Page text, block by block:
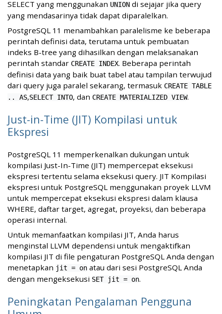
SELECT yang menggunakan UNION di sejajar jika query
yang mendasarinya tidak dapat diparalelkan.
PostgreSQL 11 menambahkan paralelisme ke beberapa
perintah definisi data, terutama untuk pembuatan
indeks B-tree yang dihasilkan dengan melaksanakan
perintah standar CREATE INDEX. Beberapa perintah
definisi data yang baik buat tabel atau tampilan terwujud
dari query juga paralel sekarang, termasuk CREATE TABLE
.. AS,SELECT INTO, dan CREATE MATERIALIZED VIEW.
Just-in-Time (JIT) Kompilasi untuk
Ekspresi
PostgreSQL 11 memperkenalkan dukungan untuk
kompilasi Just-In-Time (JIT) mempercepat eksekusi
ekspresi tertentu selama eksekusi query. JIT Kompilasi
ekspresi untuk PostgreSQL menggunakan proyek LLVM
untuk mempercepat eksekusi ekspresi dalam klausa
WHERE, daftar target, agregat, proyeksi, dan beberapa
operasi internal.
Untuk memanfaatkan kompilasi JIT, Anda harus
menginstal LLVM dependensi untuk mengaktifkan
kompilasi JIT di file pengaturan PostgreSQL Anda dengan
menetapkan jit = on atau dari sesi PostgreSQL Anda
dengan mengeksekusi SET jit = on.
Peningkatan Pengalaman Pengguna